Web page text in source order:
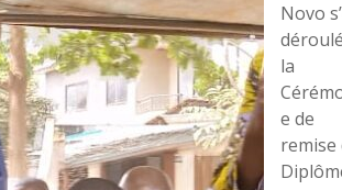
Novo
la
e de
remise